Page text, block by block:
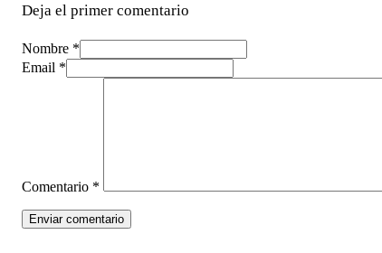
Deja el primer comentario
Nombre *
Email *
Comentario *